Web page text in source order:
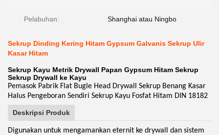
Pelabuhan: Shanghai atau Ningbo
Sekrup Dinding Kering Hitam Gypsum Galvanis Sekrup Ulir
Kasar Hitam
Sekrup Kayu Metrik Drywall Papan Gypsum Hitam Sekrup
Sekrup Drywall ke Kayu
Pemasok Pabrik Flat Bugle Head Drywall Sekrup Benang Kasar
Halus Pengeboran Sendiri Sekrup Kayu Fosfat Hitam DIN 18182
Deskripsi Produk
Digunakan untuk mengamankan eternit ke drywall dan sistem